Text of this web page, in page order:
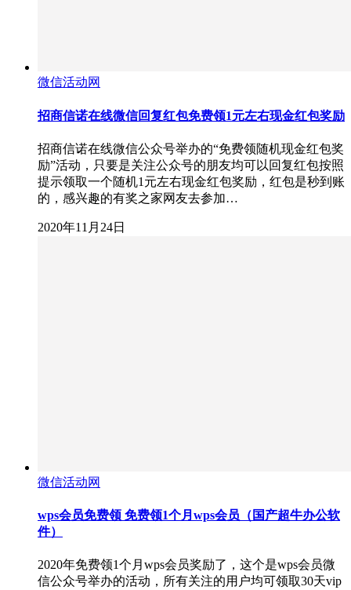
微信活动网
招商信诺在线微信回复红包免费领1元左右现金红包奖励
招商信诺在线微信公众号举办的“免费领随机现金红包奖
励”活动，只要是关注公众号的朋友均可以回复红包按照
提示领取一个随机1元左右现金红包奖励，红包是秒到账
的，感兴趣的有奖之家网友去参加…
2020年11月24日
微信活动网
wps会员免费领 免费领1个月wps会员（国产超牛办公软
件）
2020年免费领1个月wps会员奖励了，这个是wps会员微
信公众号举办的活动，所有关注的用户均可领取30天vip